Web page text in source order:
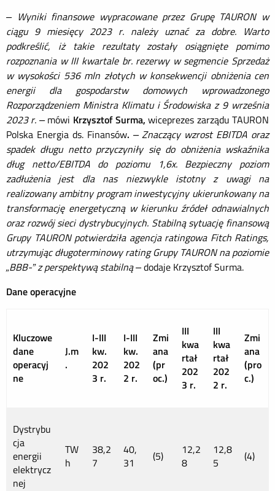
– Wyniki finansowe wypracowane przez Grupę TAURON w
ciągu 9 miesięcy 2023 r. należy uznać za dobre. Warto
podkreślić, iż takie rezultaty zostały osiągnięte pomimo
rozpoznania w III kwartale br. rezerwy w segmencie Sprzedaż
w wysokości 536 mln złotych w konsekwencji obniżenia cen
energii dla gospodarstw domowych wprowadzonego
Rozporządzeniem Ministra Klimatu i Środowiska z 9 września
2023 r. –mówi Krzysztof Surma,wiceprezes zarządu TAURON
Polska Energia ds. Finansów. – Znaczący wzrost EBITDA oraz
spadek długu netto przyczyniły się do obniżenia wskaźnika
dług netto/EBITDA do poziomu 1,6x. Bezpieczny poziom
zadłużenia jest dla nas niezwykle istotny z uwagi na
realizowany ambitny program inwestycyjny ukierunkowany na
transformację energetyczną w kierunku źródeł odnawialnych
oraz rozwój sieci dystrybucyjnych. Stabilną sytuację finansową
Grupy TAURON potwierdziła agencja ratingowa Fitch Ratings,
utrzymując długoterminowy rating Grupy TAURON na poziomie
„BBB-” z perspektywą stabilną –dodaje Krzysztof Surma.
Dane operacyjne
Kluczowe
dane
operacyj
ne
J.m
.
I-III
kw.
202
3 r.
I-III
kw.
202
2 r.
Zmi
ana
(pr
oc.)
III
kwa
rtał
202
3 r.
III
kwa
rtał
202
2 r.
Zmi
ana
(pro
c.)
Dystrybu
cja
energii
elektrycz
nej
TW
h
38,2
7
40,
31
(5)
12,2
8
12,8
5
(4)